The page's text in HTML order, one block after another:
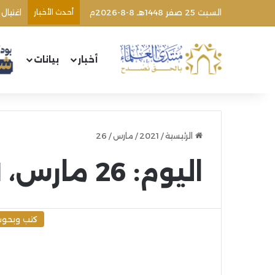
السبت 25 صفر 1448هـ 8-8-2026م أحدث الأخبار
أخبار بيانات
الرئيسية/
2021
/ مارس/
26
اليوم: 26 مارس، 2021
كتب